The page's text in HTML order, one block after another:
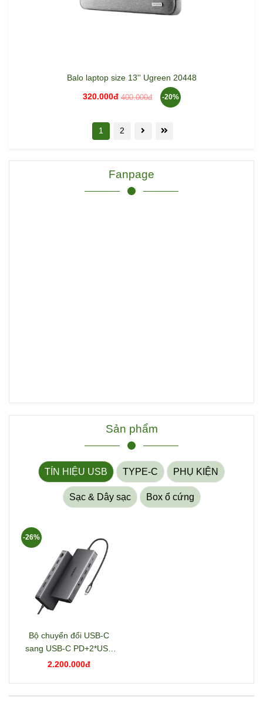
Balo laptop size 13'' Ugreen 20448
320.000đ 400.000đ -20%
1 2
Fanpage
Sản phẩm
TÍN HIỆU USB TYPE-C PHỤ KIỆN
Sạc & Dây sạc Box ổ cứng
Bộ chuyển đổi USB-C
sang USB-C PD+2*USB
3.2+USB-C 3.2+2*USB
2.200.000đ
-26%